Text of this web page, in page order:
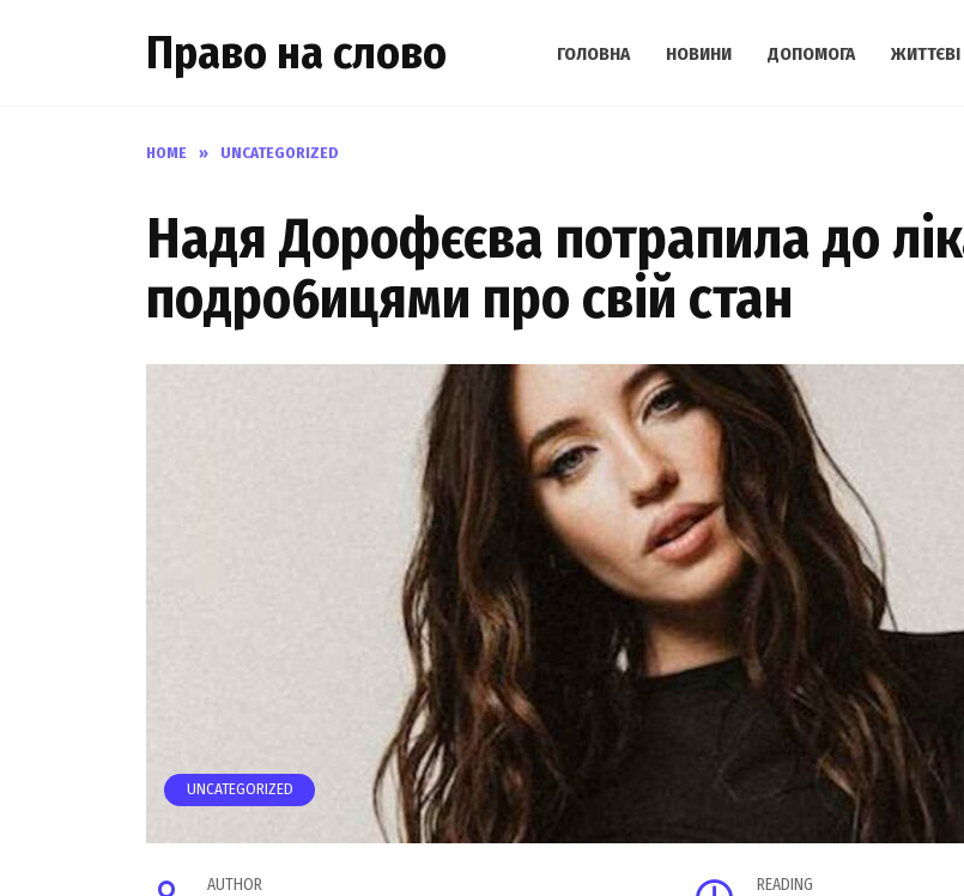
Право на слово ГОЛОВНА НОВИНИ ДОПОМОГА ЖИТТЄВІ
HOME » UNCATEGORIZED
Надя Дорофєєва потрапила до
подро6ицями про свій стан
UNCATEGORIZED
AUTHOR READING